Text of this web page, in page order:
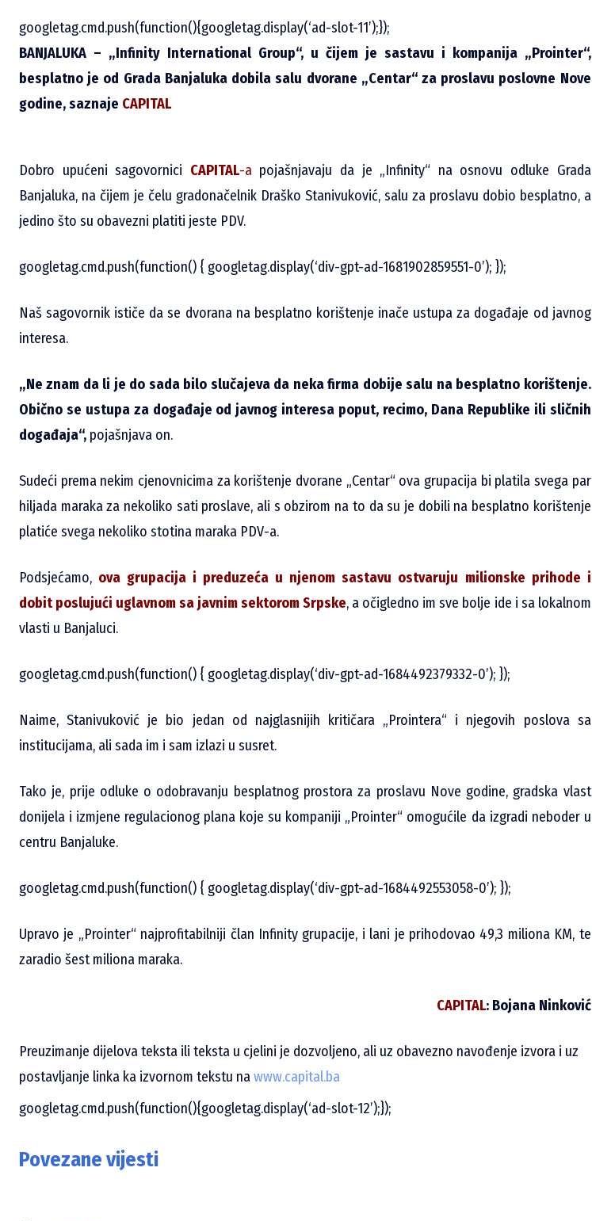
googletag.cmd.push(function(){googletag.display(‘ad-slot-11’);});
BANJALUKA – „Infinity International Group“, u čijem je sastavu i kompanija „Prointer“,
besplatno je od Grada Banjaluka dobila salu dvorane „Centar“ za proslavu poslovne Nove
godine, saznaje CAPITAL
Dobro upućeni sagovornici CAPITAL-apojašnjavaju da je „Infinity“ na osnovu odluke Grada
Banjaluka, na čijem je čelu gradonačelnik Draško Stanivuković, salu za proslavu dobio besplatno, a
jedino što su obavezni platiti jeste PDV.
googletag.cmd.push(function() { googletag.display(‘div-gpt-ad-1681902859551-0’); });
Naš sagovornik ističe da se dvorana na besplatno korištenje inače ustupa za događaje od javnog
interesa.
„Ne znam da li je do sada bilo slučajeva da neka firma dobije salu na besplatno korištenje.
Obično se ustupa za događaje od javnog interesa poput, recimo, Dana Republike ili sličnih
događaja“, pojašnjava on.
Sudeći prema nekim cjenovnicima za korištenje dvorane „Centar“ ova grupacija bi platila svega par
hiljada maraka za nekoliko sati proslave, ali s obzirom na to da su je dobili na besplatno korištenje
platiće svega nekoliko stotina maraka PDV-a.
Podsjećamo, ova grupacija i preduzeća u njenom sastavu ostvaruju milionske prihode i
dobit poslujući uglavnom sa javnim sektorom Srpske, a očigledno im sve bolje ide i sa lokalnom
vlasti u Banjaluci.
googletag.cmd.push(function() { googletag.display(‘div-gpt-ad-1684492379332-0’); });
Naime, Stanivuković je bio jedan od najglasnijih kritičara „Prointera“ i njegovih poslova sa
institucijama, ali sada im i sam izlazi u susret.
Tako je, prije odluke o odobravanju besplatnog prostora za proslavu Nove godine, gradska vlast
donijela i izmjene regulacionog plana koje su kompaniji „Prointer“ omogućile da izgradi neboder u
centru Banjaluke.
googletag.cmd.push(function() { googletag.display(‘div-gpt-ad-1684492553058-0’); });
Upravo je „Prointer“ najprofitabilniji član Infinity grupacije, i lani je prihodovao 49,3 miliona KM, te
zaradio šest miliona maraka.
CAPITAL: Bojana Ninković
Preuzimanje dijelova teksta ili teksta u cjelini je dozvoljeno, ali uz obavezno navođenje izvora i uz
postavljanje linka ka izvornom tekstu nawww.capital.ba
googletag.cmd.push(function(){googletag.display(‘ad-slot-12’);});
Povezane vijesti